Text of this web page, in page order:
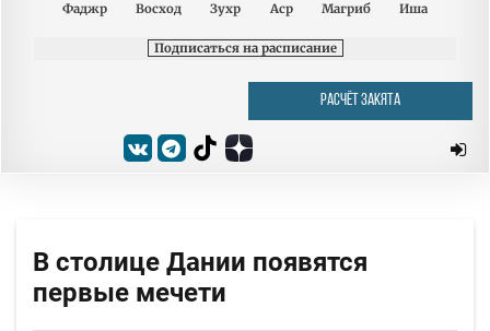
Фаджр
Восход Зухр Аср Магриб Иша
Подписаться на расписание
РАСЧЁТ ЗАКЯТА
В столице Дании появятся
первые мечети